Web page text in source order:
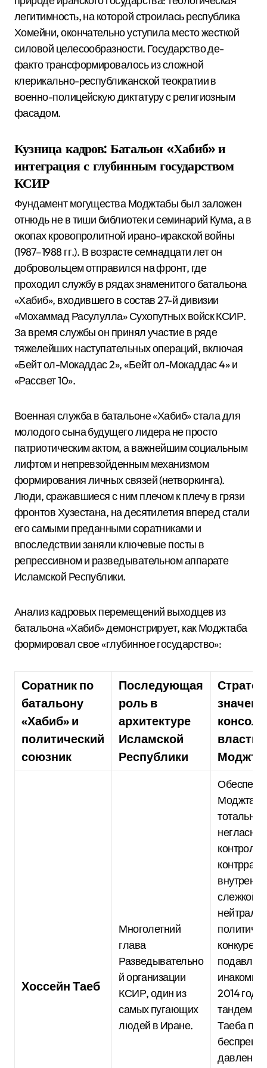
легитимность, на которой строилась республика
Хомейни, окончательно уступила место жесткой
силовой целесообразности. Государство де-
факто трансформировалось из сложной
клерикально-республиканской теократии в
военно-полицейскую диктатуру с религиозным
фасадом.
Кузница кадров: Батальон «Хабиб» и
интеграция с глубинным государством
КСИР
Фундамент могущества Моджтабы был заложен
отнюдь не в тиши библиотек и семинарий Кума, а в
окопах кровопролитной ирано-иракской войны
(1987–1988 гг.). В возрасте семнадцати лет он
добровольцем отправился на фронт, где
проходил службу в рядах знаменитого батальона
«Хабиб», входившего в состав 27-й дивизии
«Мохаммад Расулулла» Сухопутных войск КСИР.
За время службы он принял участие в ряде
тяжелейших наступательных операций, включая
«Бейт ол-Мокаддас 2», «Бейт ол-Мокаддас 4» и
«Рассвет 10».
Военная служба в батальоне «Хабиб» стала для
молодого сына будущего лидера не просто
патриотическим актом, а важнейшим социальным
лифтом и непревзойденным механизмом
формирования личных связей (нетворкинга).
Люди, сражавшиеся с ним плечом к плечу в грязи
фронтов Хузестана, на десятилетия вперед стали
его самыми преданными соратниками и
впоследствии заняли ключевые посты в
репрессивном и разведывательном аппарате
Исламской Республики.
Анализ кадровых перемещений выходцев из
батальона «Хабиб» демонстрирует, как Моджтаба
формировал свое «глубинное государство»:
Соратник по
батальону
«Хабиб» и
политический
союзник
Последующая
роль в
архитектуре
Исламской
Республики
власти
Хоссейн Таеб
Многолетний
глава
Разведывательно
й организации
КСИР, один из
самых пугающих
людей в Иране.
Обеспечил
Моджтабе
контроль
слежкой,
2014
тандем
Таеба